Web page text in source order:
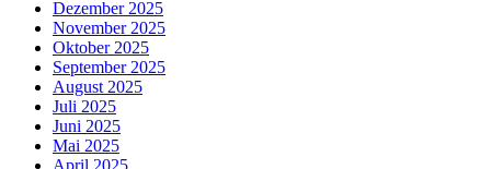
Dezember 2025
November 2025
Oktober 2025
September 2025
August 2025
Juli 2025
Juni 2025
Mai 2025
April 2025